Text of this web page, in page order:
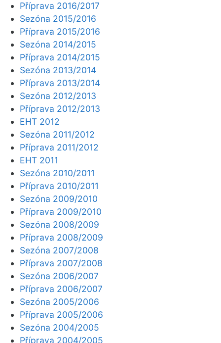
Příprava 2016/2017
Sezóna 2015/2016
Příprava 2015/2016
Sezóna 2014/2015
Příprava 2014/2015
Sezóna 2013/2014
Příprava 2013/2014
Sezóna 2012/2013
Příprava 2012/2013
EHT 2012
Sezóna 2011/2012
Příprava 2011/2012
EHT 2011
Sezóna 2010/2011
Příprava 2010/2011
Sezóna 2009/2010
Příprava 2009/2010
Sezóna 2008/2009
Příprava 2008/2009
Sezóna 2007/2008
Příprava 2007/2008
Sezóna 2006/2007
Příprava 2006/2007
Sezóna 2005/2006
Příprava 2005/2006
Sezóna 2004/2005
Příprava 2004/2005